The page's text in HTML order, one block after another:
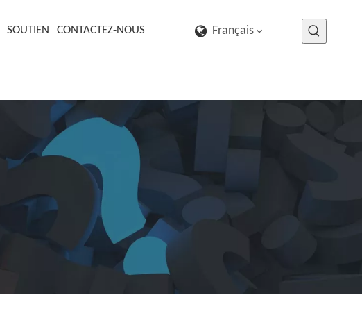
SOUTIEN CONTACTEZ-NOUS Français